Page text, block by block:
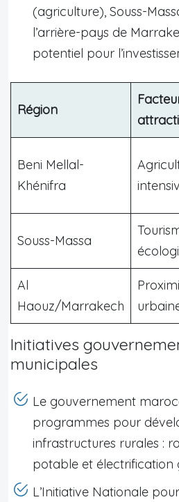
(agriculture), Souss-
l’arrière-pays de
potentiel pour
Région
Beni Mellal-
Khénifra
Souss-Massa
Al
Haouz/Marrakech
Initiatives
municipales
Le gouvernement
programmes pour
infrastructures rurales :
potable et électrification
L’Initiative Nationale